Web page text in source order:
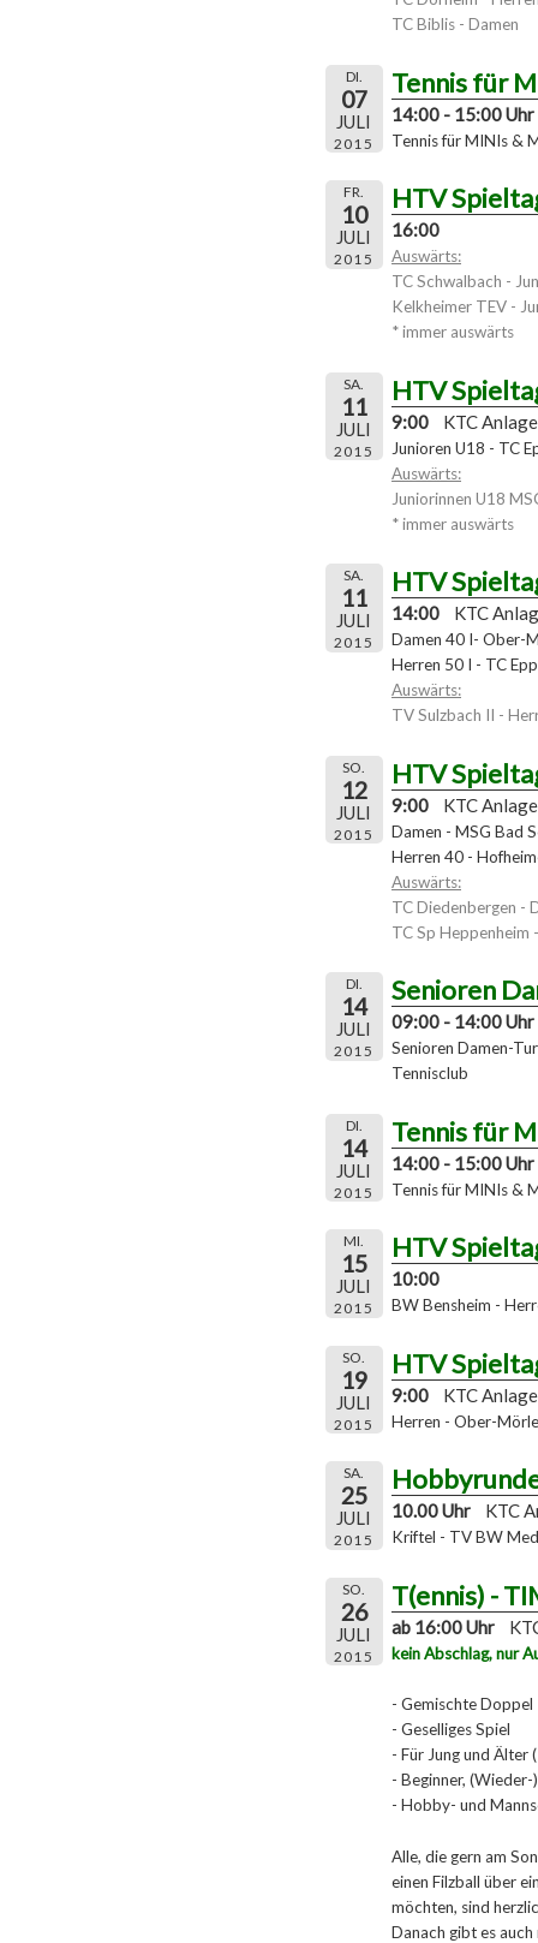
TC Biblis - Damen
DI.
07
JULI
2015
Tennis für
14:00 - 15:00 Uhr
Tennis für MINIs &
FR.
10
JULI
2015
HTV
16:00
Auswärts:
TC Schwalbach -
Kelkheimer TEV -
* immer auswärts
SA.
11
JULI
2015
HTV
9:00 KTC Anlage
Junioren U18 - TC
Auswärts:
Juniorinnen U18
* immer auswärts
SA.
11
JULI
2015
HTV
14:00 KTC
Damen 40 I- Ober-
Herren 50 I - TC
Auswärts:
TV Sulzbach II -
SO.
12
JULI
2015
HTV
9:00 KTC Anlage
Damen - MSG Bad
Herren 40 -
Auswärts:
TC Diedenbergen -
TC Sp Heppenheim
DI.
14
JULI
2015
Senioren
09:00 - 14:00 Uhr
Senioren Damen-
Tennisclub
DI.
14
JULI
2015
Tennis für
14:00 - 15:00 Uhr
Tennis für MINIs &
MI.
15
JULI
2015
HTV
10:00
BW Bensheim -
SO.
19
JULI
2015
HTV
9:00 KTC Anlage
Herren - Ober-
SA.
25
JULI
2015
10.00 Uhr KTC
Kriftel - TV BW
SO.
26
JULI
2015
T(ennis) -
ab 16:00 Uhr
kein Abschlag, nur
- Gemischte Doppel
- Geselliges Spiel
- Für Jung und Älter
- Beginner, (Wieder-
- Hobby- und
Alle, die gern am
einen Filzball über
möchten, sind
Danach gibt es auch